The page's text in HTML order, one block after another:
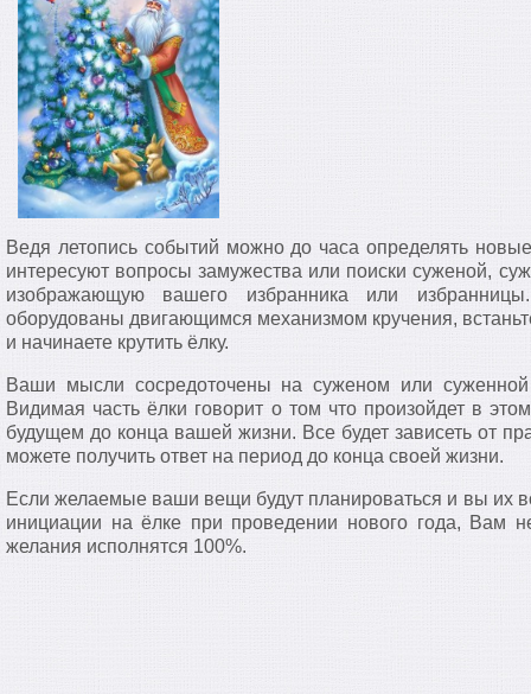
Ведя летопись событий можно до часа определять
интересуют вопросы замужества или поиски суженой,
изображающую вашего избранника или
оборудованы двигающимся механизмом кручения,
и начинаете крутить ёлку.
Ваши мысли сосредоточены на суженом или суженной
Видимая часть ёлки говорит о том что произойдет в
будущем до конца вашей жизни. Все будет зависеть от
можете получить ответ на период до конца своей жизни.
Если желаемые ваши вещи будут планироваться и вы их
инициации на ёлке при проведении нового года, Вам
желания исполнятся 100%.